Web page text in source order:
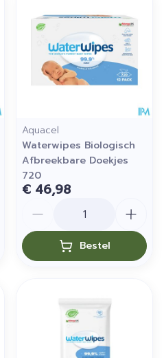
Aquacel
Waterwipes Biologisch
Afbreekbare Doekjes
720
€ 46,98
Bestel